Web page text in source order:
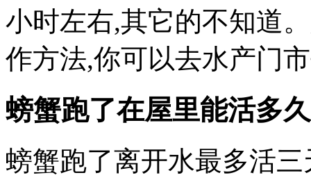
小时左右,其它的不知道
作方法,你可以去水产门
螃蟹跑了在屋里能活多
螃蟹跑了离开水最多活